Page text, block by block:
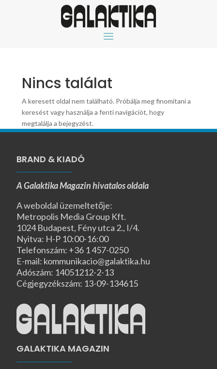
Nincs találat
A keresett oldal nem található. Próbálja meg finomítani a
keresést vagy használja a fenti navigációt, hogy
megtalálja a bejegyzést.
BRAND & KIADÓ
A Galaktika Magazin hivatalos oldala
A weboldal üzemeltetője:
Metropolis Media Group Kft.
1024 Budapest, Fény utca 2., I/4.
Nyitva: H-P 10:00-16:00
Telefonszám: +36 1 457-0250
E-mail: kommunikacio@galaktika.hu
Adószám: 14051212-2-13
Cégjegyzékszám: 13-09-134615
GALAKTIKA MAGAZIN